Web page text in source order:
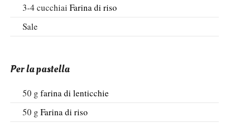
3-4 cucchiai Farina di riso
Sale
Per la pastella
50 g farina di lenticchie
50 g Farina di riso